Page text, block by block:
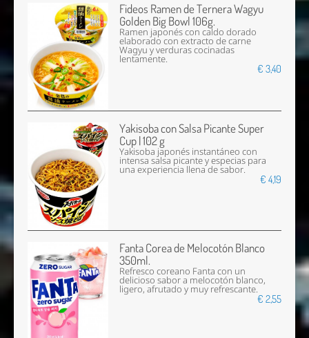
Fideos Ramen de Ternera Wagyu
Golden Big Bowl 106g.
Ramen japonés con caldo dorado
elaborado con extracto de carne
Wagyu y verduras cocinadas
lentamente.
€ 3,40
Yakisoba con Salsa Picante Super
Cup | 102 g
Yakisoba japonés instantáneo con
intensa salsa picante y especias para
una experiencia llena de sabor.
€ 4,19
Fanta Corea de Melocotón Blanco
350ml.
Refresco coreano Fanta con un
delicioso sabor a melocotón blanco,
ligero, afrutado y muy refrescante.
€ 2,55